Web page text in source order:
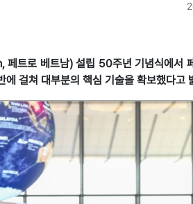
트로 베트남) 설립 50주년 기념식에서
걸쳐 대부분의 핵심 기술을 확보했다고